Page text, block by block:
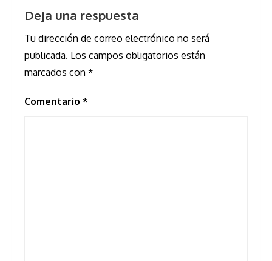
Deja una respuesta
Tu dirección de correo electrónico no será
publicada. Los campos obligatorios están
marcados con *
Comentario *